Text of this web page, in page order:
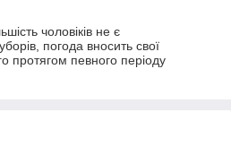
чоловіків не є
погода вносить свої
протягом певного періоду